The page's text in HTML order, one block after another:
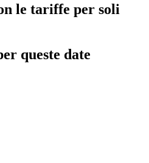
le tariffe per soli
queste date